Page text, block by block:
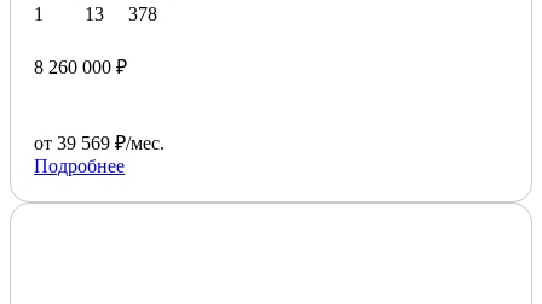
1
13
378
8 260 000 ₽
от 39 569 ₽/мес.
Подробнее